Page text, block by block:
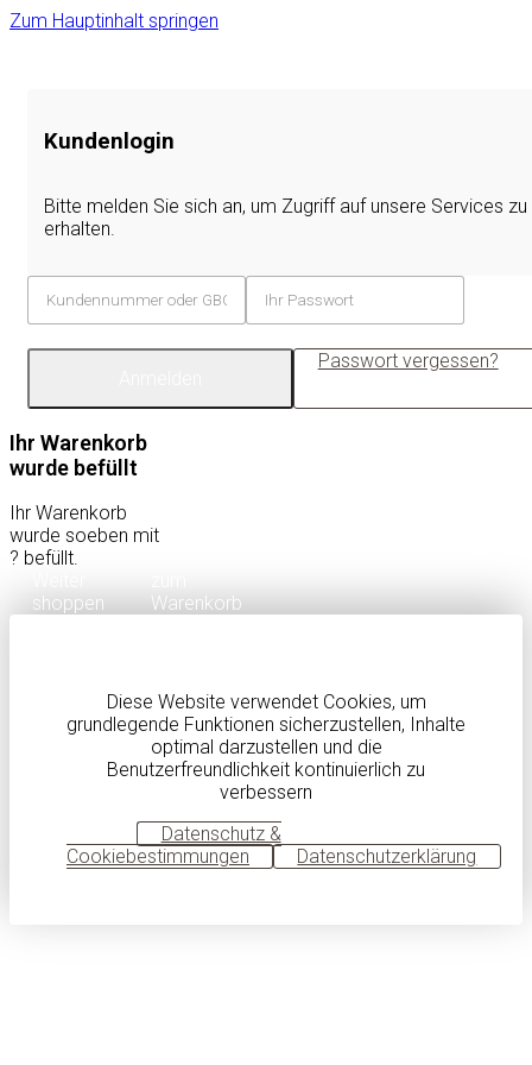
Zum Hauptinhalt springen
Kundenlogin
Bitte melden Sie sich an, um Zugriff auf unsere Services zu
erhalten.
Passwort vergessen?
Ihr Warenkorb
wurde befüllt
Ihr Warenkorb
wurde soeben mit
? befüllt.
shoppen
Warenkorb
Diese Website verwendet Cookies, um
grundlegende Funktionen sicherzustellen, Inhalte
optimal darzustellen und die
Benutzerfreundlichkeit kontinuierlich zu
verbessern
Datenschutz &
Cookiebestimmungen
Datenschutzerklärung